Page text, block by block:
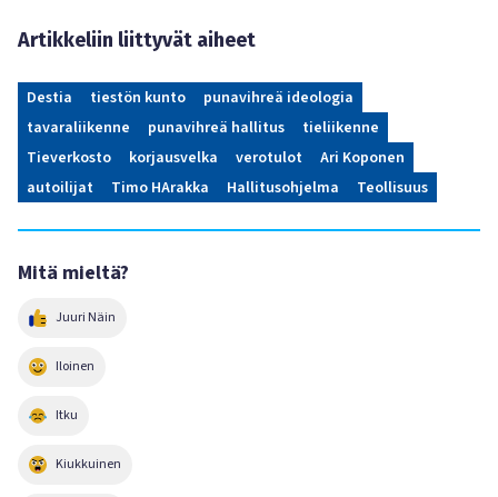
Artikkeliin liittyvät aiheet
Destia tiestön kunto
punavihreä ideologia
tavaraliikenne
punavihreä hallitus
tieliikenne
Tieverkosto
korjausvelka verotulot
Ari Koponen
autoilijat
Timo HArakka Hallitusohjelma Teollisuus
Mitä mieltä?
Juuri Näin
Iloinen
Itku
Kiukkuinen